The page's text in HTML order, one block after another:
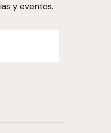
y eventos.